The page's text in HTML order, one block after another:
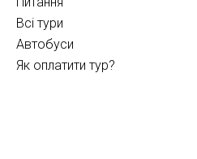
Всі тури
Автобуси
Як оплатити тур?